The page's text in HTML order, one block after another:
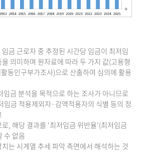
금 근로자 중 추정된 시간당 임금이 최저임
의미하며 원자료에 따라 두 가지 값(고용형
동인구부가조사)으로 산출하여 심의에 활용
임금 분석을 목적으로 하는 조사가 아니므로
임금 적용제외자·감액적용자의 식별 등의 정
, 해당 결과를 ‘최저임금 위반율’(최저임금
수 없음
는 시계열 추세 파악 측면에서 해석하는 것